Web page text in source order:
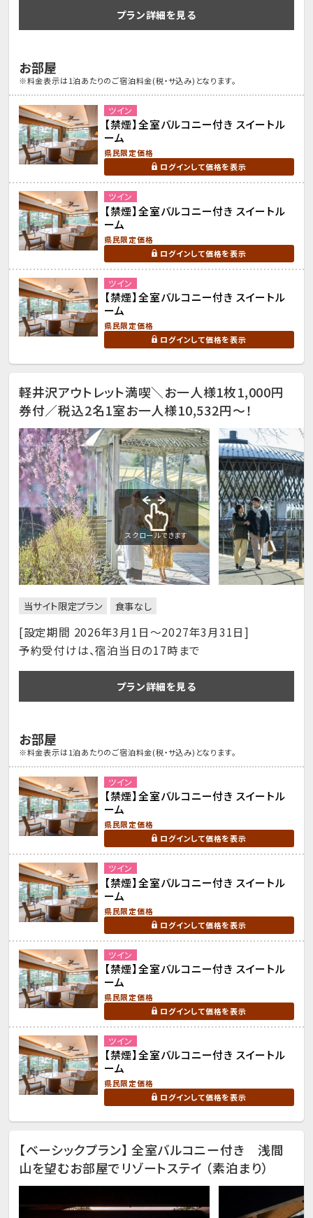
プラン詳細を見る
お部屋
※料金表示は1泊あたりのご宿泊料金(税・サ込み)となります。
ツイン
【禁煙】全室バルコニー付き スイートル
ーム
県民限定価格
ログインして価格を表示
ツイン
【禁煙】全室バルコニー付き スイートル
ーム
県民限定価格
ログインして価格を表示
ツイン
【禁煙】全室バルコニー付き スイートル
ーム
県民限定価格
ログインして価格を表示
軽井沢アウトレット満喫＼お一人様1枚1,000円
券付／税込2名1室お一人様10,532円～！
スクロールできます
当サイト限定プラン 食事なし
[設定期間 2026年3月1日～2027年3月31日]
予約受付けは、宿泊当日の17時まで
プラン詳細を見る
お部屋
※料金表示は1泊あたりのご宿泊料金(税・サ込み)となります。
ツイン
【禁煙】全室バルコニー付き スイートル
ーム
県民限定価格
ログインして価格を表示
ツイン
【禁煙】全室バルコニー付き スイートル
ーム
県民限定価格
ログインして価格を表示
ツイン
【禁煙】全室バルコニー付き スイートル
ーム
県民限定価格
ログインして価格を表示
ツイン
【禁煙】全室バルコニー付き スイートル
ーム
県民限定価格
ログインして価格を表示
【ベーシックプラン】 全室バルコニー付き 浅間
山を望むお部屋でリゾートステイ （素泊まり）